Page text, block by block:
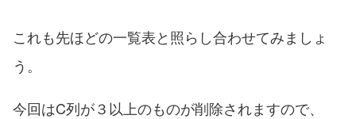
これも先ほどの一覧表と照らし合わせてみましょ
う。
今回はC列が３以上のものが削除されますので、